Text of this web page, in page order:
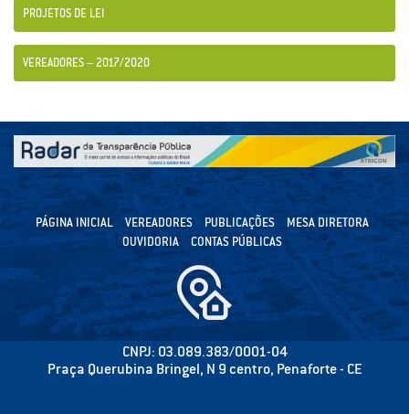
PROJETOS DE LEI
VEREADORES – 2017/2020
PÁGINA INICIAL VEREADORES PUBLICAÇÕES
MESA DIRETORA
OUVIDORIA
CONTAS PÚBLICAS
CNPJ: 03.089.383/0001-04
Praça Querubina Bringel, N 9 centro, Penaforte - CE